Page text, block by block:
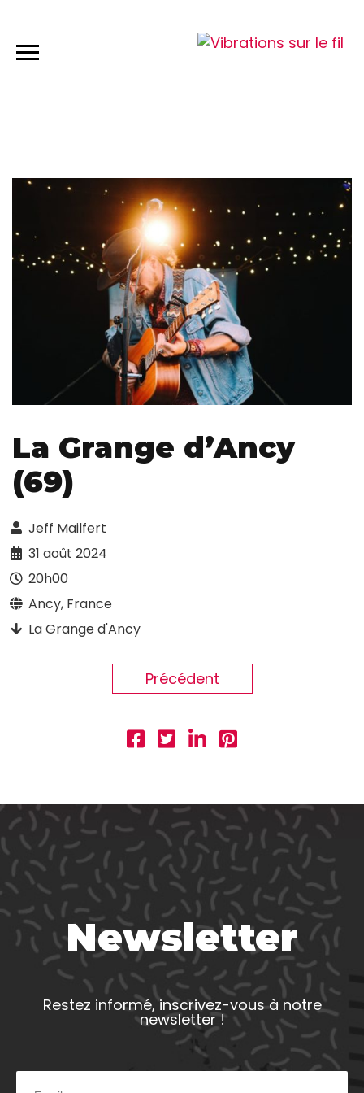
La Grange d’Ancy
(69)
Jeff Mailfert
31 août 2024
20h00
Ancy, France
La Grange d'Ancy
Précédent
Newsletter
Restez informé, inscrivez-vous à notre
newsletter !